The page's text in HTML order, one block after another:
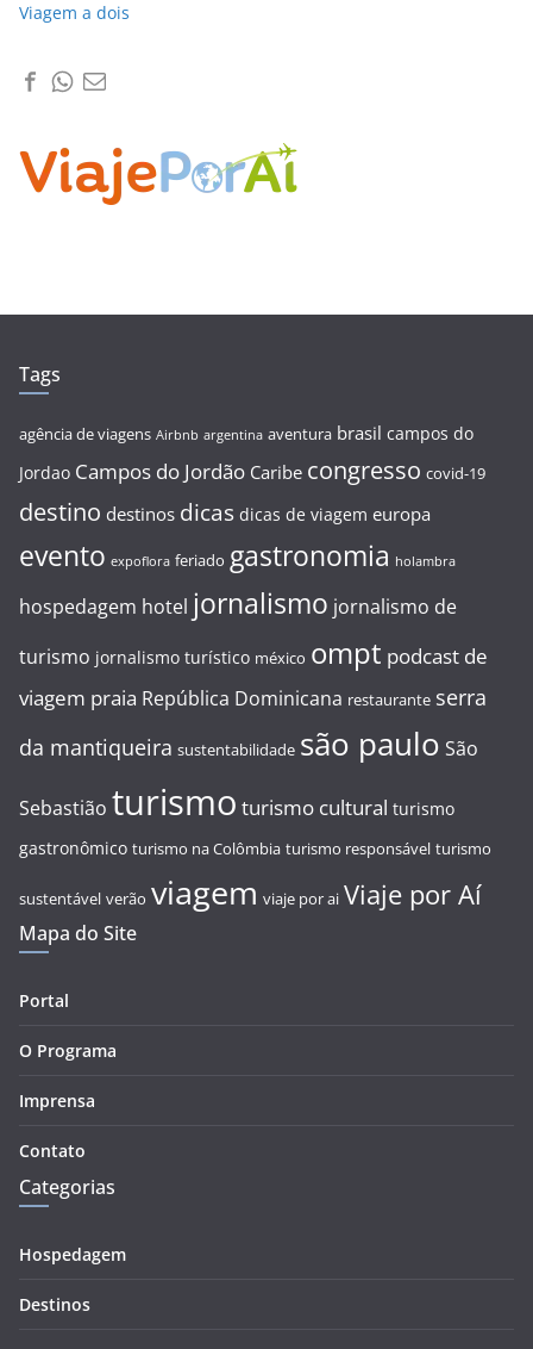
Viagem a dois
Tags
agência de viagens Airbnb argentina aventura brasil campos do
Jordao Campos do Jordão Caribe congresso covid-19
destino destinos dicas dicas de viagem europa
evento expoflora feriado gastronomia holambra
hospedagem hotel jornalismo jornalismo de
turismo jornalismo turístico méxico ompt podcast de
viagem praia República Dominicana restaurante serra
da mantiqueira sustentabilidade são paulo São
Sebastião turismo turismo cultural turismo
gastronômico turismo na Colômbia turismo responsável turismo
sustentável verão viagem viaje por ai Viaje por Aí
Mapa do Site
Portal
O Programa
Imprensa
Contato
Categorias
Hospedagem
Destinos